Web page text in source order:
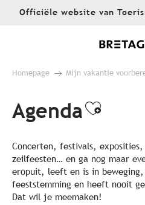
AllerOfficiële website van
Homepage Mijn vakantie
Agenda
Concerten, festivals,
zeilfeesten… en ga nog maar
eropuit, leeft en is in
feeststemming en heeft nooit
Dat wil je meemaken!